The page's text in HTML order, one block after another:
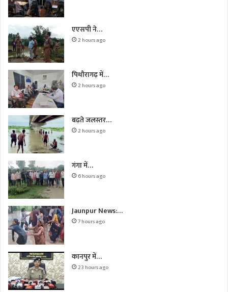
एएसपी ने…
2 hours ago
पिथौरागढ़ में…
2 hours ago
बढ़ते जलस्तर…
2 hours ago
गंगा में…
6 hours ago
Jaunpur News:…
7 hours ago
कानपुर में…
23 hours ago